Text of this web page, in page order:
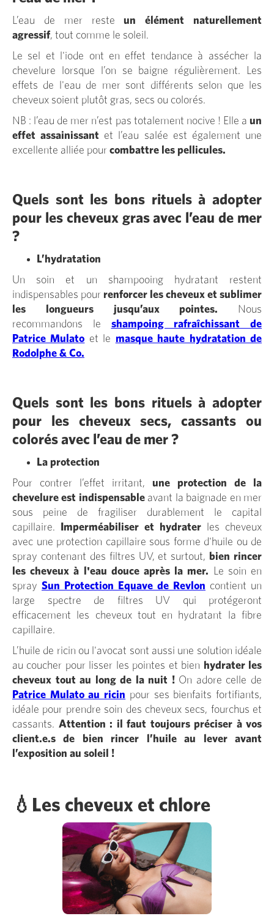
L’eau de mer resteun élément
naturellement
agressif, tout comme le soleil.
Le sel et l'iode ont en effet tendance à assécher la
chevelure lorsque l’on se baigne régulièrement. Les
effets de l'eau de mer sont différents selon que les
cheveux soient plutôt gras, secs ou colorés.
NB : l’eau de mer n’est pas totalement nocive ! Elle a un
effet assainissant et l’eau salée est également une
excellente alliée pour combattre les pellicules.
Quels sont les bons rituels à adopter
pour les cheveux gras avec l’eau de mer
?
L’hydratation
Un soin et un shampooing hydratant restent
indispensables pour renforcer les cheveux et sublimer
les longueurs jusqu’aux pointes.
Nous
recommandons le
shampoing rafraîchissant de
Patrice Mulato et le masque haute hydratation de
Rodolphe & Co.
Quels sont les bons rituels à adopter
pour les cheveux secs, cassants ou
colorés avec l’eau de mer ?
La protection
Pour contrer l’effet irritant, une protection de la
chevelure est indispensable avant la baignade en mer
sous peine de fragiliser durablement le capital
capillaire.
Imperméabiliser et hydrater
les cheveux
avec une protection capillaire sous forme d'huile ou de
spray contenant des filtres UV, et surtout, bien rincer
les cheveux à l'eau douce après la mer.
Le soin en
spray Sun Protection Equave de Revlon contient un
large spectre de filtres UV qui protégeront
efficacement les cheveux tout en hydratant la fibre
capillaire.
L’huile de ricin ou l'avocat sont aussi une solution idéale
au coucher pour lisser les pointes et bien hydrater les
cheveux tout au long de la nuit ! On adore celle de
Patrice Mulato au ricin pour ses bienfaits fortifiants,
idéale pour prendre soin des cheveux secs, fourchus et
cassants. Attention : il faut toujours préciser à vos
client.e.s de bien rincer l’huile au lever avant
l’exposition au soleil !
💧Les cheveux et chlore